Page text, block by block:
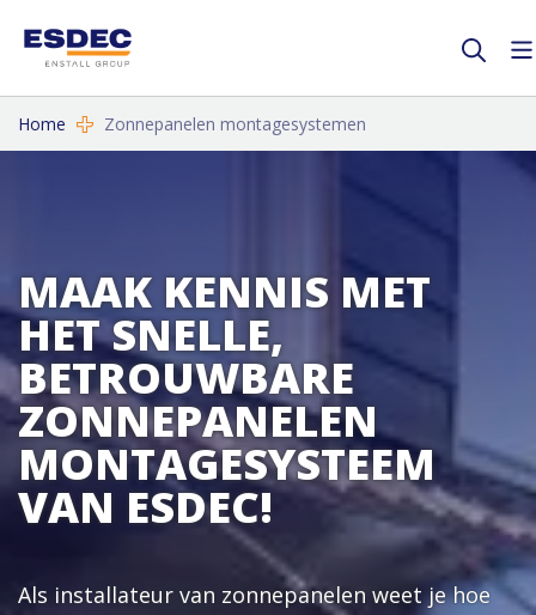
Home Zonnepanelen montagesystemen
MAAK KENNIS MET
HET SNELLE,
BETROUWBARE
ZONNEPANELEN
MONTAGESYSTEEM
VAN ESDEC!
Als installateur van zonnepanelen weet je hoe